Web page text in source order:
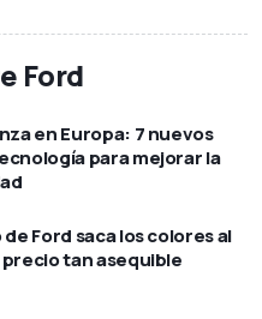
Ford
en Europa: 7 nuevos
para mejorar la
Ford saca los colores al
precio tan asequible